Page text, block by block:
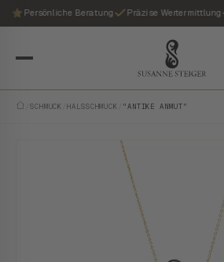
Persönliche Beratung Präzise Wertermittlung
SCHMUCK /HALSSCHMUCK "ANTIKE ANMUT"
VINTAGE · EINZELSTÜCK